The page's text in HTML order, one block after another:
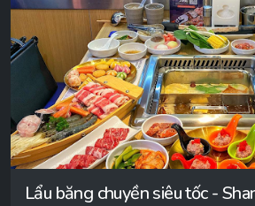
Lẩu băng chuyền siêu tốc -